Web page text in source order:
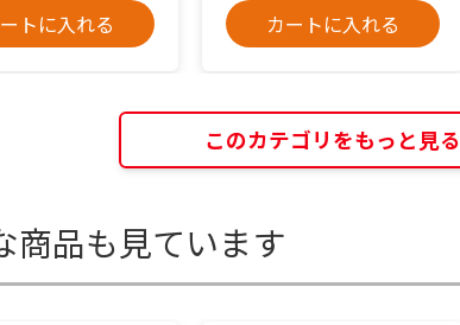
トに入れる
カートに入れる
このカテゴリをもっと見る
商品も見ています